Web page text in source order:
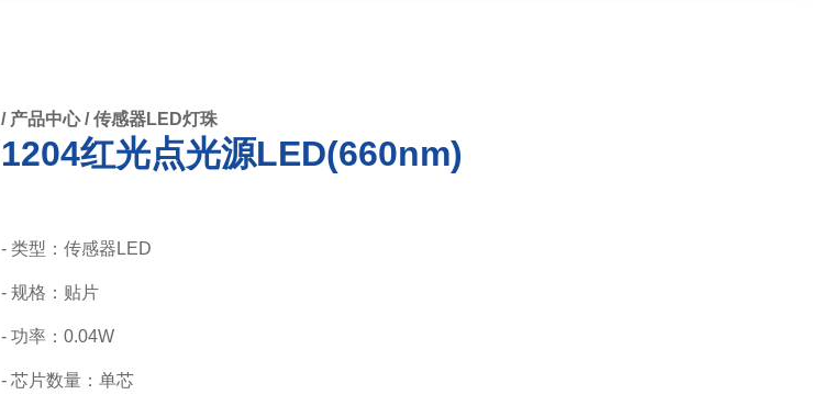
/ 产品中心/传感器LED灯珠
1204红光点光源LED(660nm)
- 类型：传感器LED
- 规格：贴片
- 功率：0.04W
- 芯片数量：单芯